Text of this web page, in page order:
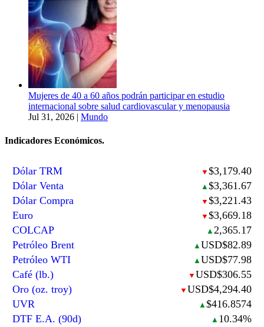
Mujeres de 40 a 60 años podrán participar en estudio
internacional sobre salud cardiovascular y menopausia
Jul 31, 2026 | Mundo
Indicadores Económicos.
Dólar TRM ▼ $3,179.40
Dólar Venta
▲ $3,361.67
Dólar Compra
▼ $3,221.43
Euro
▼ $3,669.18
COLCAP
▲ 2,365.17
Petróleo Brent
▲ USD$82.89
Petróleo WTI
▲ USD$77.98
Café (lb.)
▼ USD$306.55
Oro (oz. troy)
▼ USD$4,294.40
UVR
▲ $416.8574
DTF E.A. (90d)
▲ 10.34%